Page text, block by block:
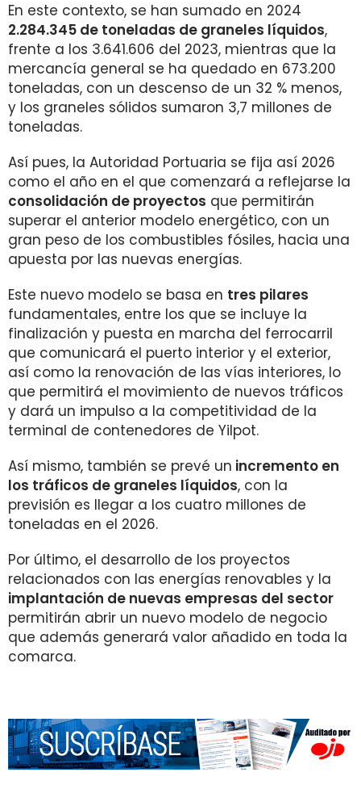
En este contexto, se han sumado en 2024
2.284.345 de toneladas de graneles líquidos,
frente a los 3.641.606 del 2023, mientras que la
mercancía general se ha quedado en 673.200
toneladas, con un descenso de un 32 % menos,
y los graneles sólidos sumaron 3,7 millones de
toneladas.
Así pues, la Autoridad Portuaria se fija así 2026
como el año en el que comenzará a reflejarse la
consolidación de proyectos que permitirán
superar el anterior modelo energético, con un
gran peso de los combustibles fósiles, hacia una
apuesta por las nuevas energías.
Este nuevo modelo se basa en tres pilares
fundamentales, entre los que se incluye la
finalización y puesta en marcha del ferrocarril
que comunicará el puerto interior y el exterior,
así como la renovación de las vías interiores, lo
que permitirá el movimiento de nuevos tráficos
y dará un impulso a la competitividad de la
terminal de contenedores de Yilpot.
Así mismo, también se prevé un incremento en
los tráficos de graneles líquidos, con la
previsión es llegar a los cuatro millones de
toneladas en el 2026.
Por último, el desarrollo de los proyectos
relacionados con las energías renovables y la
implantación de nuevas empresas del sector
permitirán abrir un nuevo modelo de negocio
que además generará valor añadido en toda la
comarca.